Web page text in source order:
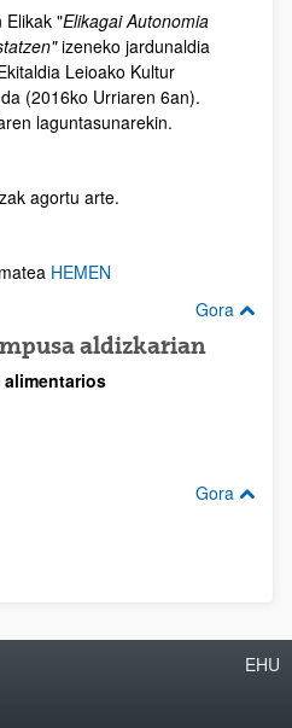
Elikak "Elikagai Autonomia
izeneko jardunaldia
Leioako Kultur
(2016ko Urriaren 6an).
laguntasunarekin.
agortu arte.
HEMEN
Gora
aldizkarian
Gora
EHU